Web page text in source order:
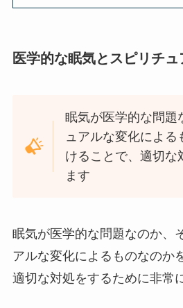
医学的な眠気とスピリチ
眠気が医学的な問題
ュアルな変化による
けることで、適切な
ます
眠気が医学的な問題なのか、
アルな変化によるものなのか
適切な対処をするために非常